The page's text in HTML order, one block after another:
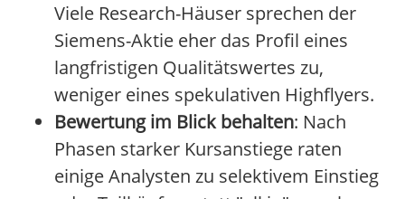
Viele Research-Häuser sprechen der
Siemens-Aktie eher das Profil eines
langfristigen Qualitätswertes zu,
weniger eines spekulativen Highflyers.
Bewertung im Blick behalten: Nach
Phasen starker Kursanstiege raten
einige Analysten zu selektivem Einstieg